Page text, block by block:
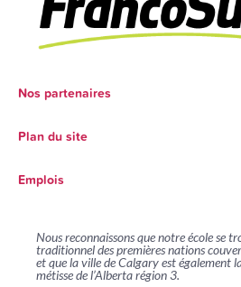
Nos partenaires
Plan du site
Emplois
Nous reconnaissons que notre école se
traditionnel des premières nations
et que la ville de Calgary est également
métisse de l’Alberta région 3.